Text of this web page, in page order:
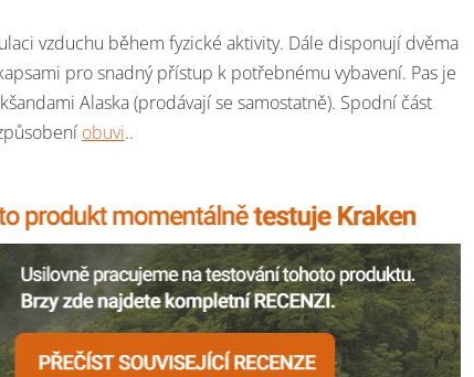
vzduchu během fyzické aktivity. Dále disponují dvěma
pro snadný přístup k potřebnému vybavení. Pas je
Alaska (prodávají se samostatně). Spodní část
obuvi..